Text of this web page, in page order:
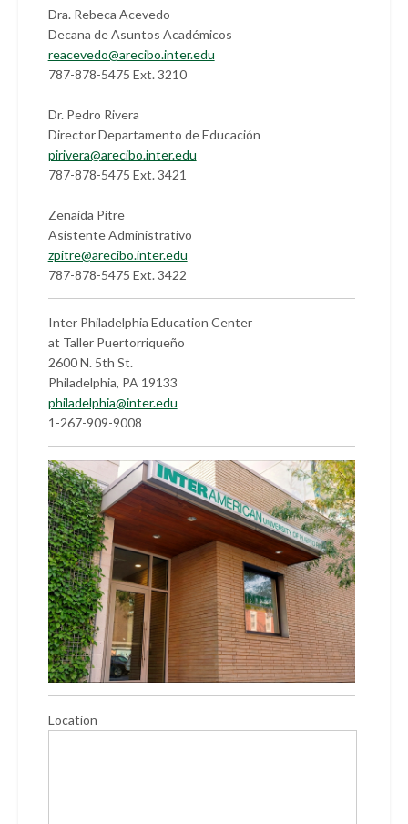
Dra. Rebeca Acevedo
Decana de Asuntos Académicos
reacevedo@arecibo.inter.edu
787-878-5475 Ext. 3210
Dr. Pedro Rivera
Director Departamento de Educación
pirivera@arecibo.inter.edu
787-878-5475 Ext. 3421
Zenaida Pitre
Asistente Administrativo
zpitre@arecibo.inter.edu
787-878-5475 Ext. 3422
Inter Philadelphia Education Center
at Taller Puertorriqueño
2600 N. 5th St.
Philadelphia, PA 19133
philadelphia@inter.edu
1-267-909-9008
Location